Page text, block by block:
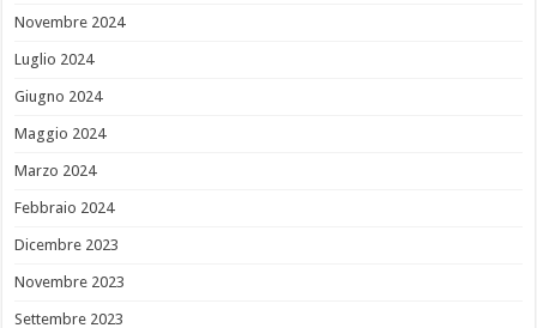
Novembre 2024
Luglio 2024
Giugno 2024
Maggio 2024
Marzo 2024
Febbraio 2024
Dicembre 2023
Novembre 2023
Settembre 2023